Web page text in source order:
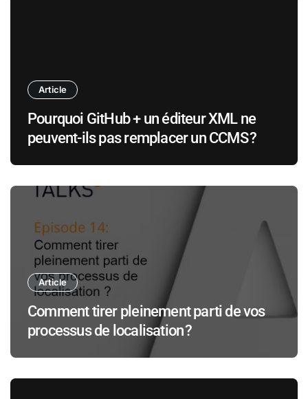
Article
Pourquoi GitHub + un éditeur XML ne
peuvent-ils pas remplacer un CCMS ?
Article
Comment tirer pleinement parti de vos
processus de localisation ?